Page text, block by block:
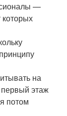
—
которых
на
этаж
потом